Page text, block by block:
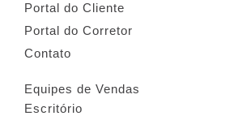
Portal do Cliente
Portal do Corretor
Contato
Equipes de Vendas
Escritório